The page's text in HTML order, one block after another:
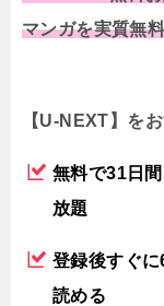
マンガを実質無
【U-NEXT】を
無料で31日
放題
登録後すぐ
読める